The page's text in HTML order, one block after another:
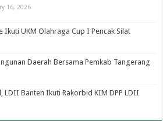
16, 2026
Ikuti UKM Olahraga Cup I Pencak Silat
Daerah Bersama Pemkab Tangerang
LDII Banten Ikuti Rakorbid KIM DPP LDII